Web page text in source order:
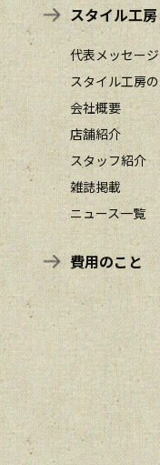
スタイル工
代表メッセージ
スタイル工房
会社概要
店舗紹介
スタッフ紹介
雑誌掲載
ニュース一覧
費用のこと